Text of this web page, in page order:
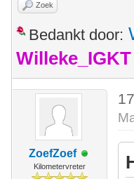
Zoek
Bedankt door:
Willeke_IGKT
ZoefZoef
Kilometervreter